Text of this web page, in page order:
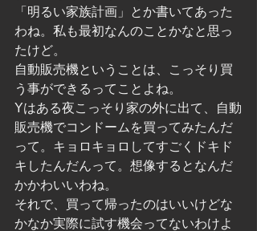
「明るい家族計画」とか書いてあった
わね。私も最初なんのことかなと思っ
たけど。
自動販売機ということは、こっそり買
う事ができるってことよね。
Yはある夜こっそり家の外に出て、自動
販売機でコンドームを買ってみたんだ
って。キョロキョロしてすごくドキド
キしたんだんって。想像するとなんだ
かかわいいわね。
それで、買って帰ったのはいいけどな
かなか実際に試す機会ってないわけよ